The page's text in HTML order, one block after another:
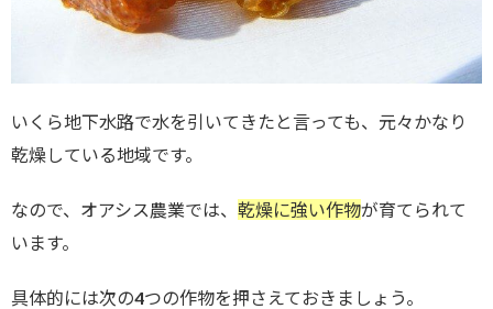
いくら地下水路で水を引いてきたと言っても、元々かなり
乾燥している地域です。
なので、オアシス農業では、 乾燥に強い作物が育てられて
います。
具体的には次の4つの作物を押さえておきましょう。